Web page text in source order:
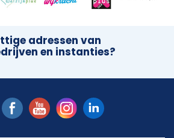
adressen van
en instanties?